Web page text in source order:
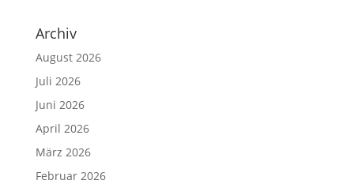
Archiv
August 2026
Juli 2026
Juni 2026
April 2026
März 2026
Februar 2026